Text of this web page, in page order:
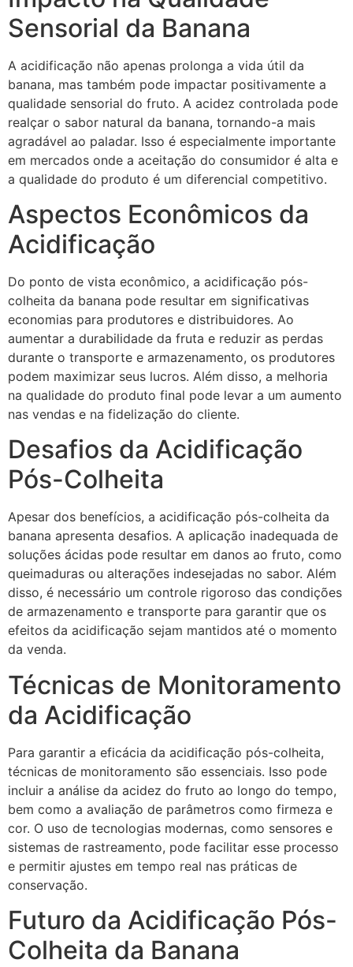
Sensorial da Banana
A acidificação não apenas prolonga a vida útil da
banana, mas também pode impactar positivamente a
qualidade sensorial do fruto. A acidez controlada pode
realçar o sabor natural da banana, tornando-a mais
agradável ao paladar. Isso é especialmente importante
em mercados onde a aceitação do consumidor é alta e
a qualidade do produto é um diferencial competitivo.
Aspectos Econômicos da
Acidificação
Do ponto de vista econômico, a acidificação pós-
colheita da banana pode resultar em significativas
economias para produtores e distribuidores. Ao
aumentar a durabilidade da fruta e reduzir as perdas
durante o transporte e armazenamento, os produtores
podem maximizar seus lucros. Além disso, a melhoria
na qualidade do produto final pode levar a um aumento
nas vendas e na fidelização do cliente.
Desafios da Acidificação
Pós-Colheita
Apesar dos benefícios, a acidificação pós-colheita da
banana apresenta desafios. A aplicação inadequada de
soluções ácidas pode resultar em danos ao fruto, como
queimaduras ou alterações indesejadas no sabor. Além
disso, é necessário um controle rigoroso das condições
de armazenamento e transporte para garantir que os
efeitos da acidificação sejam mantidos até o momento
da venda.
Técnicas de Monitoramento
da Acidificação
Para garantir a eficácia da acidificação pós-colheita,
técnicas de monitoramento são essenciais. Isso pode
incluir a análise da acidez do fruto ao longo do tempo,
bem como a avaliação de parâmetros como firmeza e
cor. O uso de tecnologias modernas, como sensores e
sistemas de rastreamento, pode facilitar esse processo
e permitir ajustes em tempo real nas práticas de
conservação.
Futuro da Acidificação Pós-
Colheita da Banana